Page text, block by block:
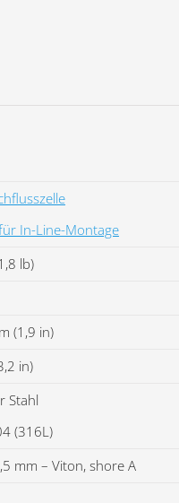
In-Line-Montage
lb)
(1,9 in)
in)
Stahl
(316L)
mm – Viton, shore A